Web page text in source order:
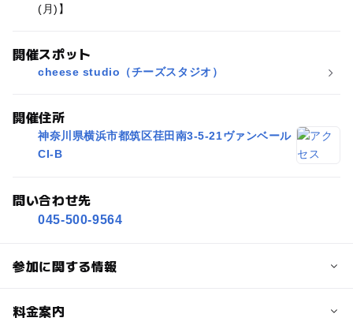
(月)】
開催スポット
cheese studio（チーズスタジオ）
開催住所
神奈川県横浜市都筑区荏田南3-5-21ヴァンベール
CI-B
問い合わせ先
045-500-9564
参加に関する情報
定員
料金案内